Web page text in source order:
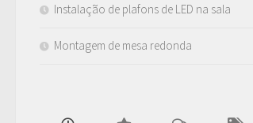
Instalação de plafons de LED na sala
Montagem de mesa redonda